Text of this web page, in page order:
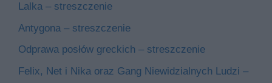
Lalka – streszczenie
Antygona – streszczenie
Odprawa posłów greckich – streszczenie
Felix, Net i Nika oraz Gang Niewidzialnych Ludzi –